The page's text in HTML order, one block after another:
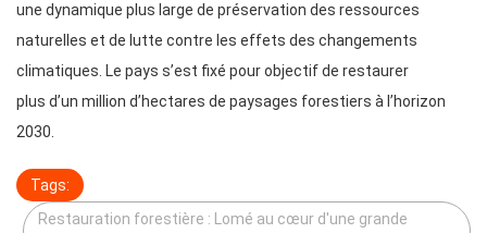
une dynamique plus large de préservation des ressources
naturelles et de lutte contre les effets des changements
climatiques. Le pays s’est fixé pour objectif de restaurer
plus d’un million d’hectares de paysages forestiers à l’horizon
2030.
Tags:
Restauration forestière : Lomé au cœur d'une grande